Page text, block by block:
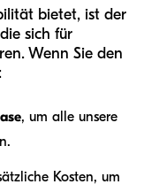
bietet, ist der
sich für
Wenn Sie den
, um alle unsere
Kosten, um